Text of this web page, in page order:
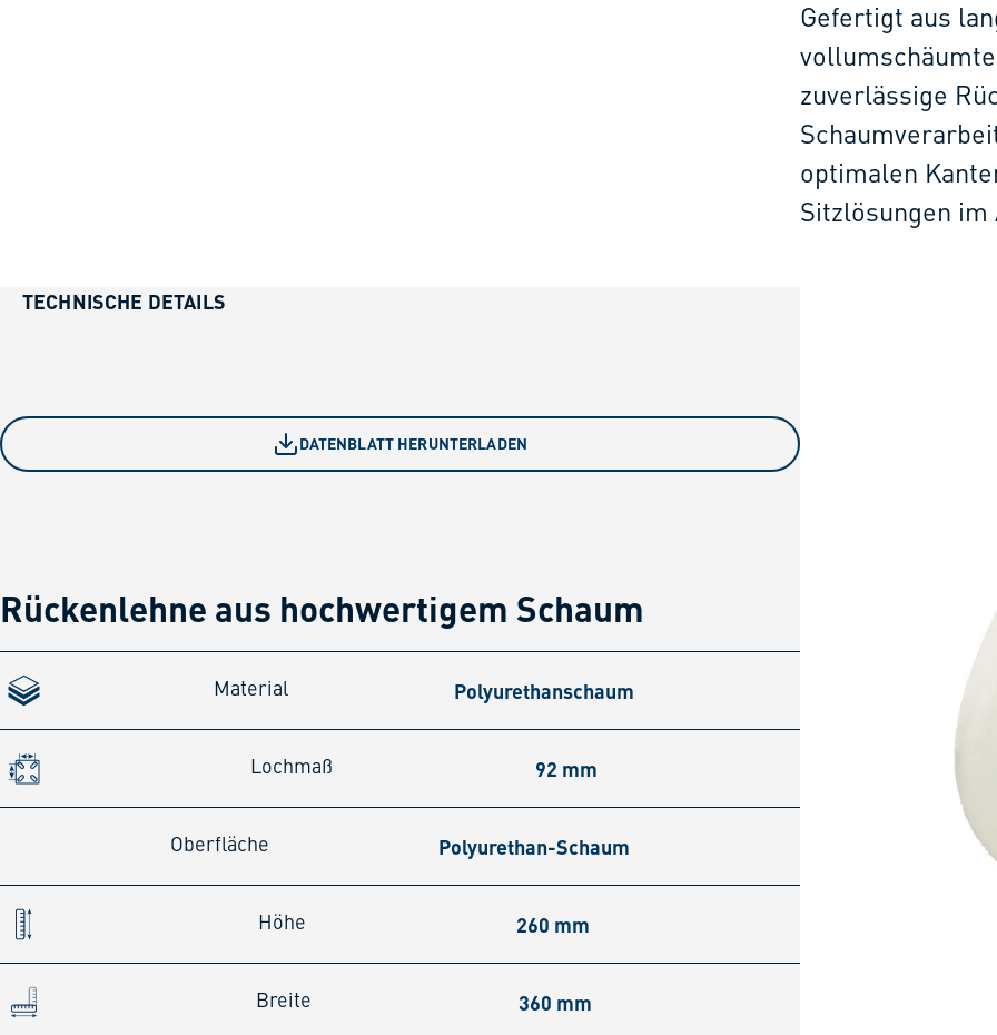
Gefertigt aus
zuverlässige
optimalen
Sitzlösungen
TECHNISCHE DETAILS
DATENBLATT HERUNTERLADEN
Rückenlehne aus hochwertigem Schaum
Material Polyurethanschaum
Lochmaß 92 mm
Oberfläche Polyurethan-Schaum
Höhe 260 mm
Breite 360 mm